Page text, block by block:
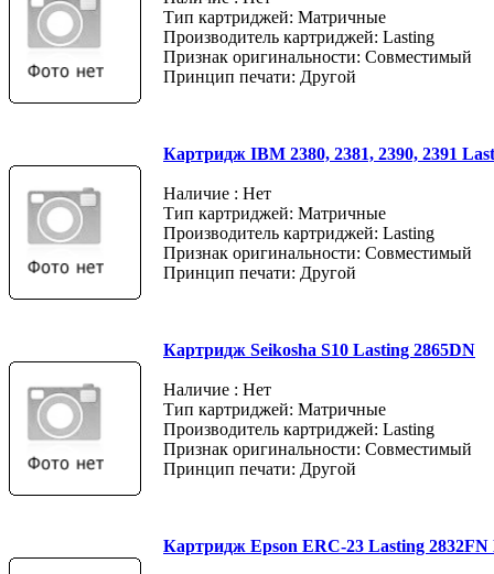
Тип картриджей: Матричные
Производитель картриджей: Lasting
Признак оригинальности: Совместимый
Принцип печати: Другой
Картридж IBM 2380, 2381, 2390, 2391
Наличие : Нет
Тип картриджей: Матричные
Производитель картриджей: Lasting
Признак оригинальности: Совместимый
Принцип печати: Другой
Картридж Seikosha S10 Lasting 2865DN
Наличие : Нет
Тип картриджей: Матричные
Производитель картриджей: Lasting
Признак оригинальности: Совместимый
Принцип печати: Другой
Картридж Epson ERC-23 Lasting 2832FN